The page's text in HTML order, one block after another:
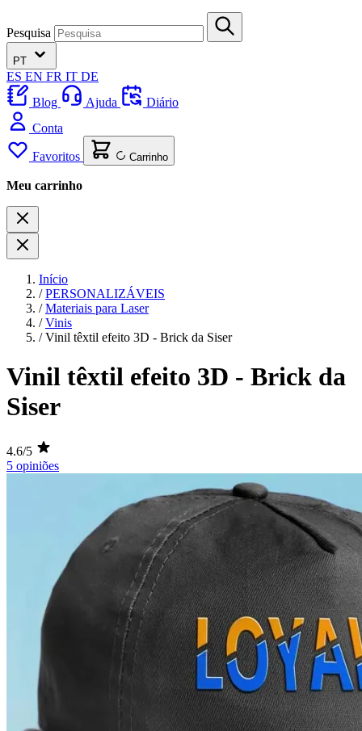
Pesquisa
PT
ES EN FR IT DE
Blog
Ajuda
Diário
Conta
Favoritos Carrinho
Meu carrinho
Início
/ PERSONALIZÁVEIS
/ Materiais para Laser
/ Vinis
/ Vinil têxtil efeito 3D - Brick da Siser
Vinil têxtil efeito 3D - Brick da
Siser
4.6/5
5 opiniões